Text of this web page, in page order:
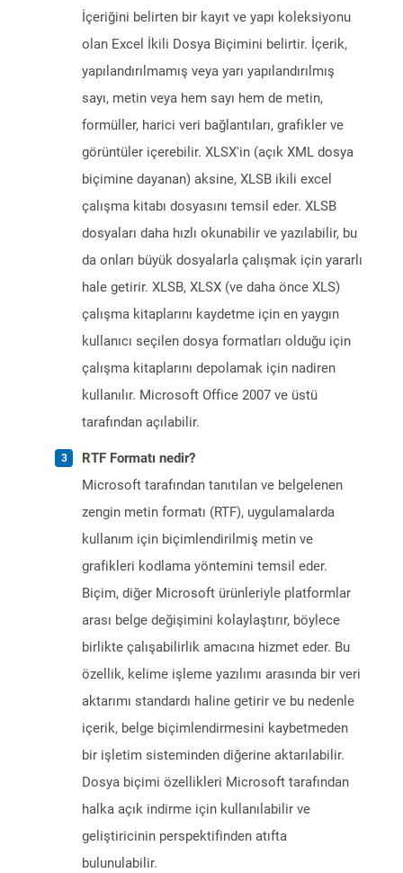
İçeriğini belirten bir kayıt ve yapı koleksiyonu
olan Excel İkili Dosya Biçimini belirtir. İçerik,
yapılandırılmamış veya yarı yapılandırılmış
sayı, metin veya hem sayı hem de metin,
formüller, harici veri bağlantıları, grafikler ve
görüntüler içerebilir. XLSX'in (açık XML dosya
biçimine dayanan) aksine, XLSB ikili excel
çalışma kitabı dosyasını temsil eder. XLSB
dosyaları daha hızlı okunabilir ve yazılabilir, bu
da onları büyük dosyalarla çalışmak için yararlı
hale getirir. XLSB, XLSX (ve daha önce XLS)
çalışma kitaplarını kaydetme için en yaygın
kullanıcı seçilen dosya formatları olduğu için
çalışma kitaplarını depolamak için nadiren
kullanılır. Microsoft Office 2007 ve üstü
tarafından açılabilir.
RTF Formatı nedir?
Microsoft tarafından tanıtılan ve belgelenen
zengin metin formatı (RTF), uygulamalarda
kullanım için biçimlendirilmiş metin ve
grafikleri kodlama yöntemini temsil eder.
Biçim, diğer Microsoft ürünleriyle platformlar
arası belge değişimini kolaylaştırır, böylece
birlikte çalışabilirlik amacına hizmet eder. Bu
özellik, kelime işleme yazılımı arasında bir veri
aktarımı standardı haline getirir ve bu nedenle
içerik, belge biçimlendirmesini kaybetmeden
bir işletim sisteminden diğerine aktarılabilir.
Dosya biçimi özellikleri Microsoft tarafından
halka açık indirme için kullanılabilir ve
geliştiricinin perspektifinden atıfta
bulunulabilir.